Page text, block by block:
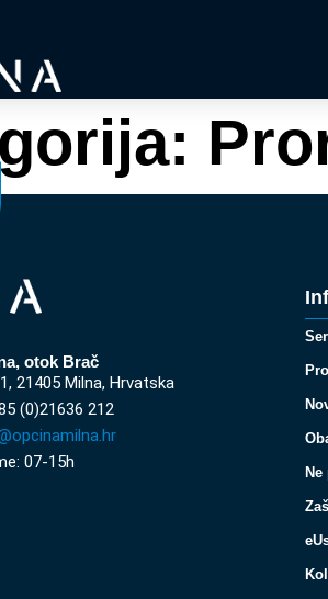
otok Brač
21405 Milna, Hrvatska
(0)21636 212
07-15h